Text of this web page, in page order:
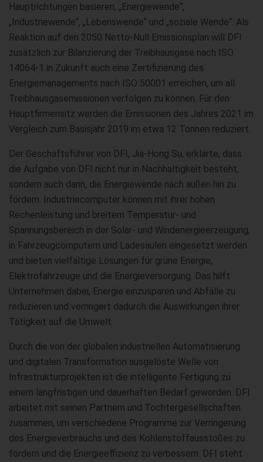
Hauptrichtungen basieren, „Energiewende“,
„Industriewende“, „Lebenswende“ und „soziale Wende“. Als
Reaktion auf den 2050 Netto-Null Emissionsplan will DFI
zusätzlich zur Bilanzierung der Treibhausgase nach ISO
14064-1 in Zukunft auch eine Zertifizierung des
Energiemanagements nach ISO 50001 erreichen, um all
Treibhausgasemissionen verfolgen zu können. Für den
Hauptfirmensitz werden die Emissionen des Jahres 2021 im
Vergleich zum Basisjahr 2019 im etwa 12 Tonnen reduziert.
Der Geschäftsführer von DFI, Jia-Hong Su, erklärte, dass
die Aufgabe von DFI nicht nur in Nachhaltigkeit besteht,
sondern auch darin, die Energiewende nach außen hin zu
fördern. Industriecomputer können mit ihrer hohen
Rechenleistung und breitem Temperatur- und
Spannungsbereich in der Solar- und Windenergieerzeugung,
in Fahrzeugcomputern und Ladesäulen eingesetzt werden
und bieten vielfältige Lösungen für grüne Energie,
Elektrofahrzeuge und die Energieversorgung. Das hilft
Unternehmen dabei, Energie einzusparen und Abfälle zu
reduzieren und verringert dadurch die Auswirkungen ihrer
Tätigkeit auf die Umwelt.
Durch die von der globalen industriellen Automatisierung
und digitalen Transformation ausgelöste Welle von
Infrastrukturprojekten ist die intelligente Fertigung zu
einem langfristigen und dauerhaften Bedarf geworden. DFI
arbeitet mit seinen Partnern und Tochtergesellschaften
zusammen, um verschiedene Programme zur Verringerung
des Energieverbrauchs und des Kohlenstoffausstoßes zu
fördern und die Energieeffizienz zu verbessern. DFI steht